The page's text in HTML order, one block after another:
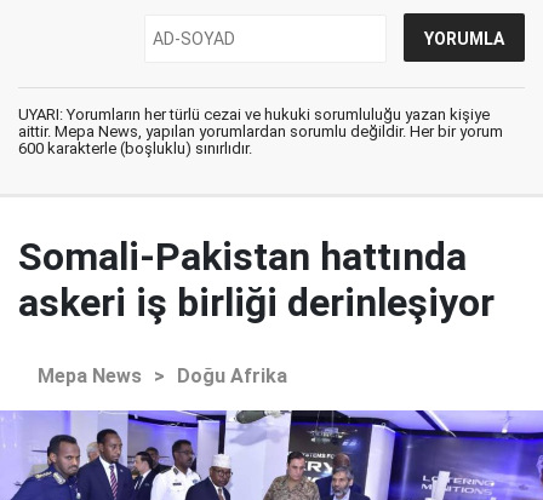
UYARI: Yorumların her türlü cezai ve hukuki sorumluluğu yazan kişiye
aittir. Mepa News, yapılan yorumlardan sorumlu değildir. Her bir yorum
600 karakterle (boşluklu) sınırlıdır.
Somali-Pakistan hattında
askeri iş birliği derinleşiyor
Mepa News > Doğu Afrika